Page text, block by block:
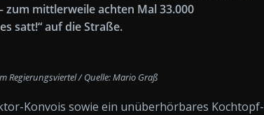
mittlerweile achten Mal 33.000
satt!“ auf die Straße.
Regierungsviertel / Quelle: Mario Graß
Konvois sowie ein unüberhörbares Kochtopf-